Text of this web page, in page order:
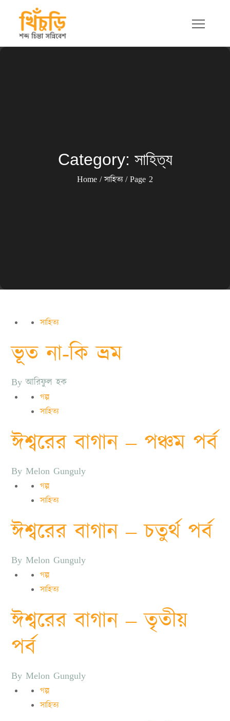
content
খিচুড়ি
শব্দ চিন্তা সন্নিবেশ
Category: সাহিত্য
Home সাহিত্য Page 2
সাহিত্য
ভূত না-কি ভ্রম
Byআরিফুল হক
গল্প
সাহিত্য
ঈশ্বরের বাগান – পঞ্চম পর্ব
ByMelon Gunguly
গল্প
সাহিত্য
ঈশ্বরের বাগান – চতুর্থ পর্ব
ByMelon Gunguly
গল্প
সাহিত্য
ঈশ্বরের বাগান – তৃতীয়
পর্ব
ByMelon Gunguly
গল্প
সাহিত্য